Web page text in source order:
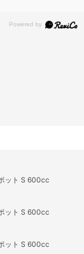
ット S 600cc
ット S 600cc
ット S 600cc